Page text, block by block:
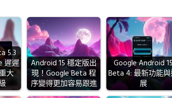
5.3
遲遲
大
Android 15 穩定版出
現！Google Beta 程
序變得更加容易跟進
Google Android
Beta 4: 最新功能
展